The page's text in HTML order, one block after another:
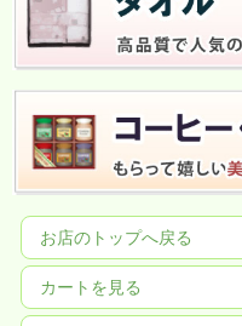
お店のトップへ戻る
カートを見る